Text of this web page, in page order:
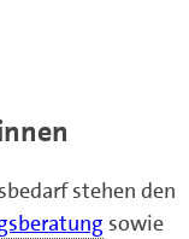
stehen den
sowie